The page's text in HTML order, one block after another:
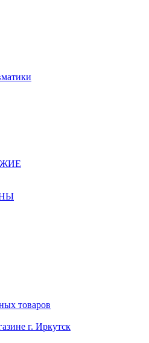
товаров
г. Иркутск